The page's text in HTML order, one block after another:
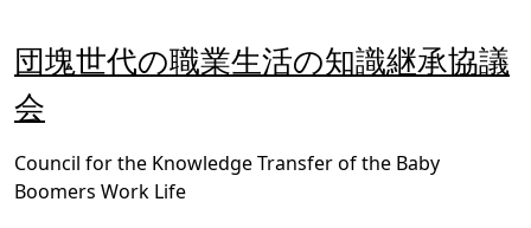
を
キ
ッ
プ
団塊世代の職業生活の知識継承協議
会
Council for the Knowledge Transfer of the Baby
Boomers Work Life